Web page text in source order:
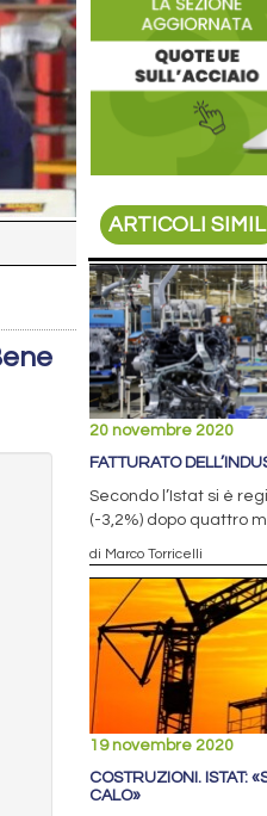
ARTICOLI
20 novembre 2020
FATTURATO
Secondo l’Istat si è
(-3,2%) dopo quattro
di Marco Torricelli
19 novembre 2020
COSTRUZIONI. ISTAT:
CALO»